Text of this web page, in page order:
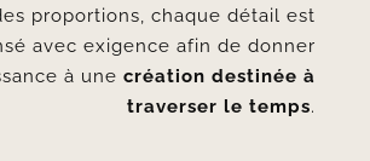
proportions, chaque détail est
avec exigence afin de donner
à unecréation destinée à
traverser le temps.